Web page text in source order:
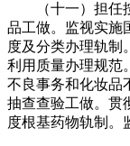
（十一）担任按
品工做。监视实施
度及分类办理轨制
利用质量办理规范
不良事务和化妆品
抽查查验工做。贯
度根基药物轨制。